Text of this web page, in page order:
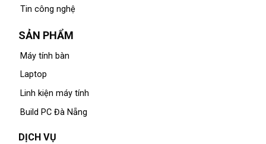
Tin công nghệ
SẢN PHẨM
Máy tính bàn
Laptop
Linh kiện máy tính
Build PC Đà Nẵng
DỊCH VỤ